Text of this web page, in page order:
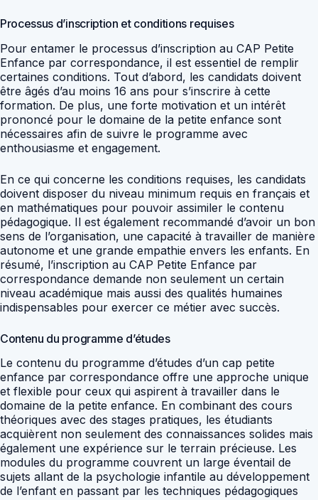
Processus d’inscription et conditions requises
Pour entamer le processus d’inscription au CAP Petite
Enfance par correspondance, il est essentiel de remplir
certaines conditions. Tout d’abord, les candidats doivent
être âgés d’au moins 16 ans pour s’inscrire à cette
formation. De plus, une forte motivation et un intérêt
prononcé pour le domaine de la petite enfance sont
nécessaires afin de suivre le programme avec
enthousiasme et engagement.
En ce qui concerne les conditions requises, les candidats
doivent disposer du niveau minimum requis en français et
en mathématiques pour pouvoir assimiler le contenu
pédagogique. Il est également recommandé d’avoir un bon
sens de l’organisation, une capacité à travailler de manière
autonome et une grande empathie envers les enfants. En
résumé, l’inscription au CAP Petite Enfance par
correspondance demande non seulement un certain
niveau académique mais aussi des qualités humaines
indispensables pour exercer ce métier avec succès.
Contenu du programme d’études
Le contenu du programme d’études d’un cap petite
enfance par correspondance offre une approche unique
et flexible pour ceux qui aspirent à travailler dans le
domaine de la petite enfance. En combinant des cours
théoriques avec des stages pratiques, les étudiants
acquièrent non seulement des connaissances solides mais
également une expérience sur le terrain précieuse. Les
modules du programme couvrent un large éventail de
sujets allant de la psychologie infantile au développement
de l’enfant en passant par les techniques pédagogiques